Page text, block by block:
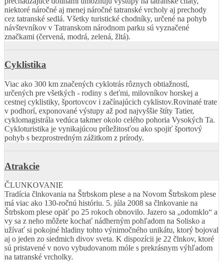
niektoré náročné aj menej náročné tatranské vrcholy aj prechody
cez tatranské sedlá. Všetky turistické chodníky, určené na pohyb
návštevníkov v Tatranskom národnom parku sú vyznačené
značkami (červená, modrá, zelená, žltá).
Cyklistika
Viac ako 300 km značených cyklotrás rôznych obtiažností,
určených pre všetkých - rodiny s deťmi, milovníkov horskej a
cestnej cyklistiky, športovcov i začínajúcich cyklistov.Rovinaté trate
v podhorí, exponované výstupy až pod najvyššie štíty Tatier,
cyklomagistrála vedúca takmer okolo celého pohoria Vysokých Ta.
Cykloturistika je vynikajúcou príležitosťou ako spojiť športový
pohyb s bezprostredným zážitkom z prírody.
Atrakcie
ČLUNKOVANIE
Tradícia člnkovania na Štrbskom plese a na Novom Štrbskom plese
má viac ako 130-ročnú históriu. 5. júla 2008 sa člnkovanie na
Štrbskom plese opäť po 25 rokoch obnovilo. Jazero sa „odomklo“ a
vy sa z neho môžete kochať nádherným pohľadom na Solisko a
užívať si pokojné hladiny tohto výnimočného unikátu, ktorý bojoval
aj o jeden zo siedmich divov sveta. K dispozícii je 22 člnkov, ktoré
sú pristavené v novo vybudovanom móle s prekrásnym výhľadom
na tatranské vrcholky.